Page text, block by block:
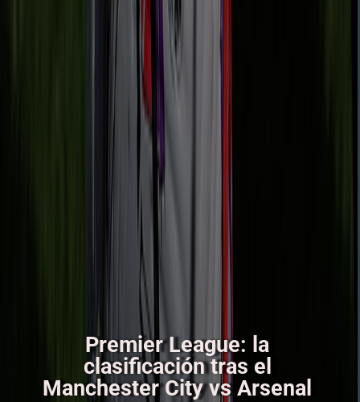
Premier League: la
clasificación tras el
Manchester City vs Arsenal